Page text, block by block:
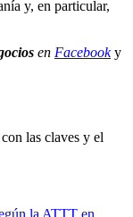
y, en particular,
en Facebooky
las claves y el